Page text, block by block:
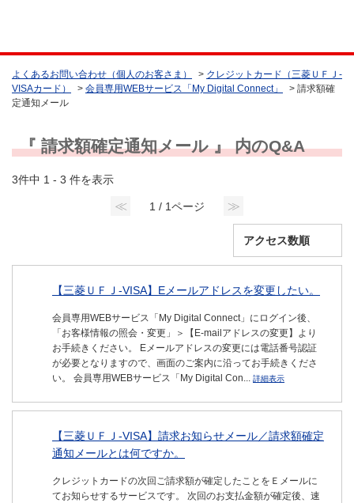
よくあるお問い合わせ（個人のお客さま） > クレジットカード（三菱ＵＦＪ-
VISAカード）
> 会員専用WEBサービス「My Digital Connect」 > 請求額確
定通知メール
『 請求額確定通知メール 』 内のQ&A
3件中 1 - 3 件を表示
≪ 1 / 1ページ ≫
【三菱ＵＦＪ-VISA】Eメールアドレスを変更したい。
会員専用WEBサービス「My Digital Connect」にログイン後、
「お客様情報の照会・変更」＞【E-mailアドレスの変更】より
お手続きください。 Eメールアドレスの変更には電話番号認証
が必要となりますので、画面のご案内に沿ってお手続きくださ
い。 会員専用WEBサービス「My Digital Con... 詳細表示
【三菱ＵＦＪ-VISA】請求お知らせメール／請求額確定
通知メールとは何ですか。
クレジットカードの次回ご請求額が確定したことをＥメールに
てお知らせするサービスです。 次回のお支払金額が確定後、速